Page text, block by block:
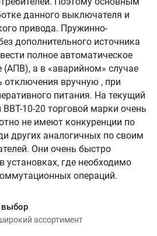
данного выключателя и
привода. Пружинно-
дополнительного источника
полное автоматическое
(АПВ), а в «аварийном» случае
отключения вручную , при
питания. На текущий
10-20 торговой марки очень
не имеют конкуренции по
других аналогичных по своим
Они очень быстро
установках, где необходимо
операций.
ассортимент